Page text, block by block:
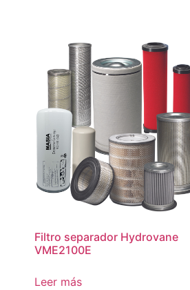
Filtro separador Hydrovane
VME2100E
Leer más